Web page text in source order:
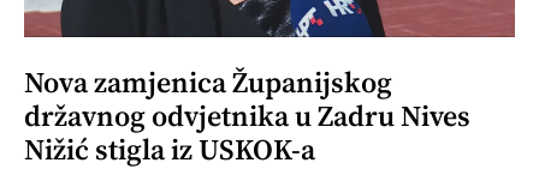
Nova zamjenica Županijskog
državnog odvjetnika u Zadru Nives
Nižić stigla iz USKOK-a